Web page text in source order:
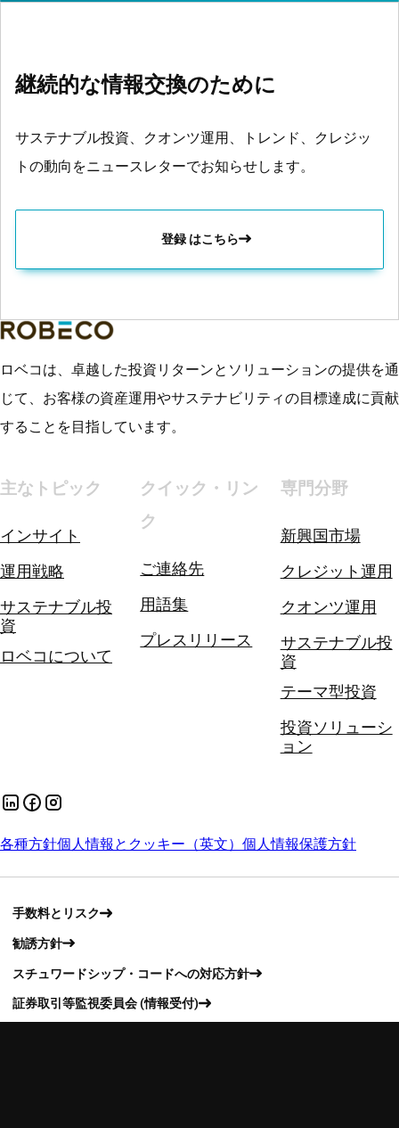
継続的な情報交換のために
サステナブル投資、クオンツ運用、トレンド、クレジッ
トの動向をニュースレターでお知らせします。
登録 はこちら
ロベコは、卓越した投資リターンとソリューションの提供を通
じて、お客様の資産運用やサステナビリティの目標達成に貢献
することを目指しています。
主なトピック
インサイト
運用戦略
サステナブル投
資
ロベコについて
クイック・リン
ク
ご連絡先
用語集
プレスリリース
専門分野
新興国市場
クレジット運用
クオンツ運用
サステナブル投
資
テーマ型投資
投資ソリューシ
ョン
各種方針個人情報とクッキー（英文） 個人情報保護方針
手数料とリスク
勧誘方針
スチュワードシップ・コードへの対応方針
証券取引等監視委員会 (情報受付)